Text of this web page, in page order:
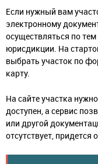
Если нужный вам
электронному
осуществляться по
юрисдикции. На
выбрать участок по
карту.
На сайте участка
доступен, а сервис
или другой
отсутствует, придется